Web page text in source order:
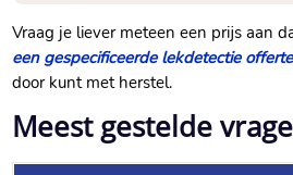
Vraag je liever meteen een prijs aan
een gespecificeerde lekdetectie
door kunt met herstel.​
Meest gestelde